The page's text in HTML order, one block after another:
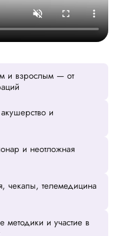
и взрослым — от
и
и неотложная
чекапы, телемедицина
методики и участие в